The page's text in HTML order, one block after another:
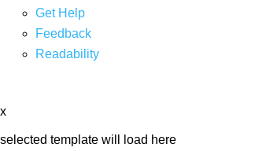
Get Help
Feedback
Readability
x
selected template will load here